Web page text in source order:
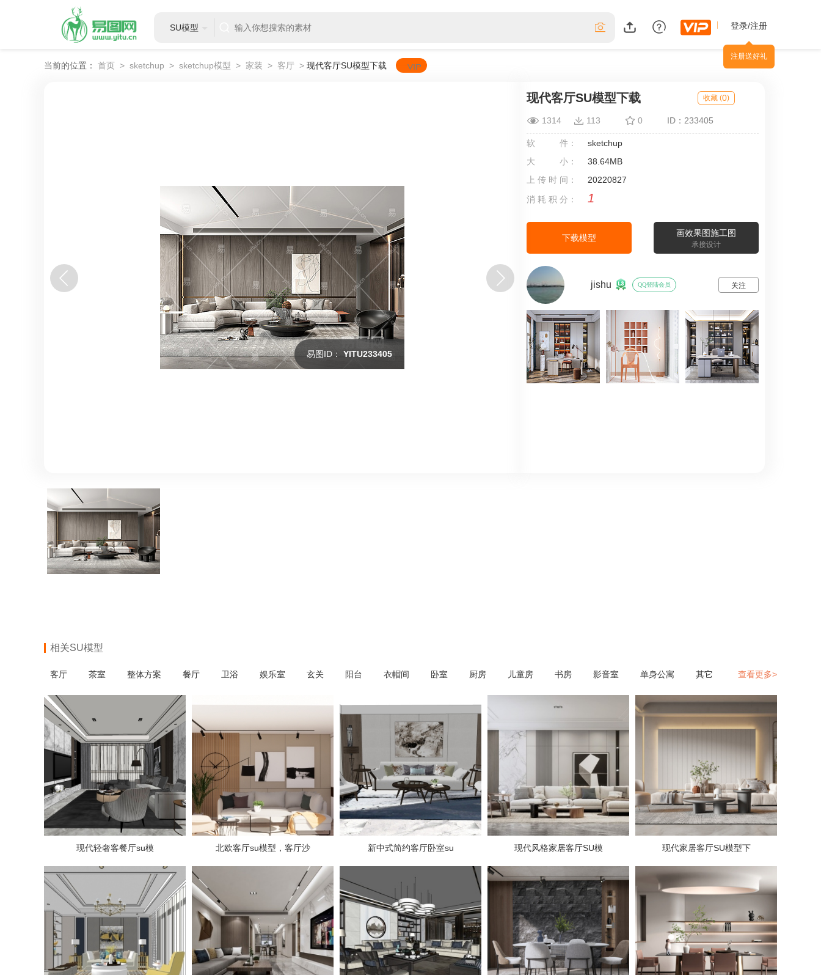
SU模型 登录/注册
注册送好礼
当前的位置： 首页 > sketchup > sketchup模型 > 家装 > 客厅 > 现代客厅SU模型下载
易图ID： YITU233405
现代客厅SU模型下载 收藏 (0)
1314 113 0 ID：233405
软 件：
sketchup
大 小：
38.64MB
上 传 时 间：
20220827
消 耗 积 分：
1
下载模型 画效果图施工图
承接设计
jishu QQ登陆会员 关注
相关SU模型
客厅 茶室 整体方案 餐厅 卫浴 娱乐室 玄关 阳台 衣帽间 卧室 厨房 儿童房 书房 影音室 单身公寓 其它 查看更多>
现代轻奢客餐厅su模 北欧客厅su模型，客厅沙 新中式简约客厅卧室su 现代风格家居客厅SU模 现代家居客厅SU模型下